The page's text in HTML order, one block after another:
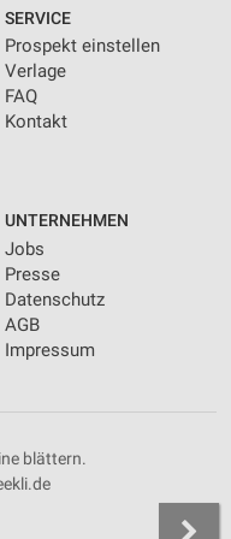
SERVICE
Prospekt einstellen
Verlage
FAQ
Kontakt
UNTERNEHMEN
Jobs
Presse
Datenschutz
AGB
Impressum
blättern.
oder